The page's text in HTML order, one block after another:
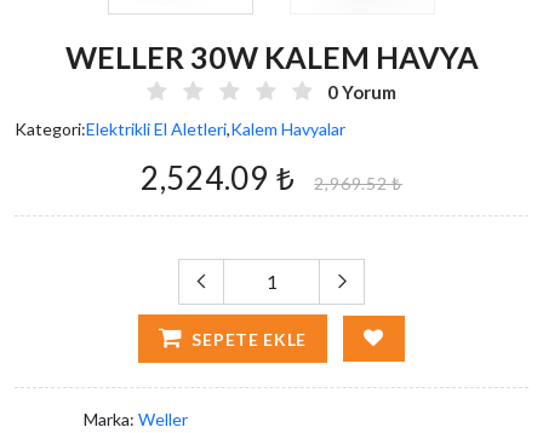
WELLER 30W KALEM HAVYA
0 Yorum
Kategori:Elektrikli El Aletleri,Kalem Havyalar
2,524.09 ₺ 2,969.52 ₺
SEPETE EKLE
Marka: Weller